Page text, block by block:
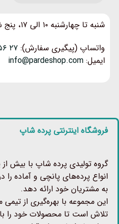
شنبه تا چهارشنبه ۱۰ الی ۱۷، پنج شنبه‌ها ۱۰ الی ۱۴
واتساپ (پیگیری سفارش): ۲۷ ۵۶ ۵۰۹ ۰۹۳۸
ایمیل: info@pardeshop.com
فروشگاه اینترنتی پرده شاپ
گروه تولیدی پرده شاپ با بیش
انواع پرده‌های پانچی و آماده
به مشتریان خود ارائه دهد.
این مجموعه با بهره‌گیری از
تلاش است تا محصولات خود را با